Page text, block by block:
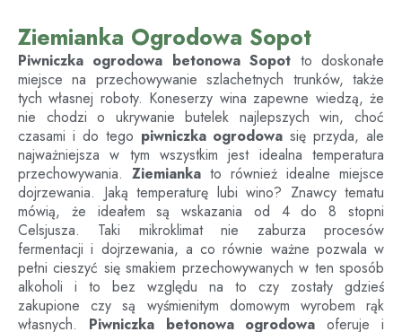
Ziemianka Ogrodowa Sopot
Piwniczka ogrodowa betonowa Sopot to doskonałe
miejsce na przechowywanie szlachetnych trunków, także
tych własnej roboty. Koneserzy wina zapewne wiedzą, że
nie chodzi o ukrywanie butelek najlepszych win, choć
czasami i do tego piwniczka ogrodowa się przyda, ale
najważniejsza w tym wszystkim jest idealna temperatura
przechowywania. Ziemianka to również idealne miejsce
dojrzewania. Jaką temperaturę lubi wino? Znawcy tematu
mówią, że ideałem są wskazania od 4 do 8 stopni
Celsjusza. Taki mikroklimat nie zaburza procesów
fermentacji i dojrzewania, a co równie ważne pozwala w
pełni cieszyć się smakiem przechowywanych w ten sposób
alkoholi i to bez względu na to czy zostały gdzieś
zakupione czy są wyśmienitym domowym wyrobem rąk
własnych. Piwniczka betonowa ogrodowa oferuje i